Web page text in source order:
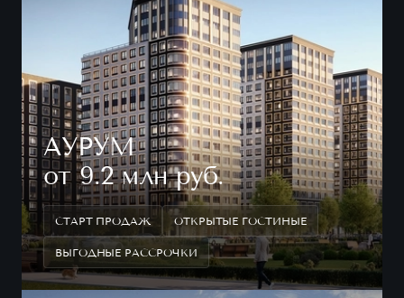
АУРУМ
от 9.2 млн руб.
СТАРТ ПРОДАЖ ОТКРЫТЫЕ ГОСТИНЫЕ
ВЫГОДНЫЕ РАССРОЧКИ